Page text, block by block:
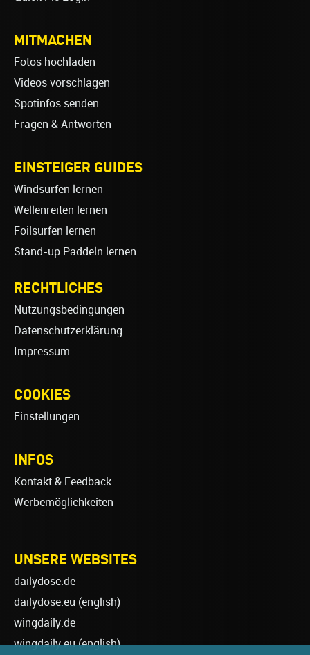
MITMACHEN
Fotos hochladen
Videos vorschlagen
Spotinfos senden
Fragen & Antworten
EINSTEIGER GUIDES
Windsurfen lernen
Wellenreiten lernen
Foilsurfen lernen
Stand-up Paddeln lernen
RECHTLICHES
Nutzungsbedingungen
Datenschutzerklärung
Impressum
COOKIES
Einstellungen
INFOS
Kontakt & Feedback
Werbemöglichkeiten
UNSERE WEBSITES
dailydose.de
dailydose.eu (english)
wingdaily.de
wingdaily.eu(english)